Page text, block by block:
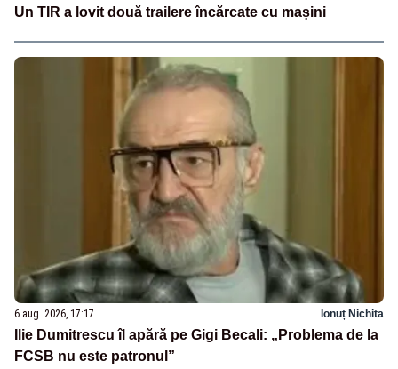
Un TIR a lovit două trailere încărcate cu mașini
6 aug. 2026, 17:17 Ionuț Nichita
Ilie Dumitrescu îl apără pe Gigi Becali: „Problema de la
FCSB nu este patronul”